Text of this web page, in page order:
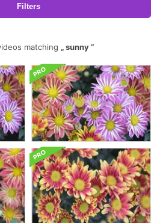
Filters
matching
sunny